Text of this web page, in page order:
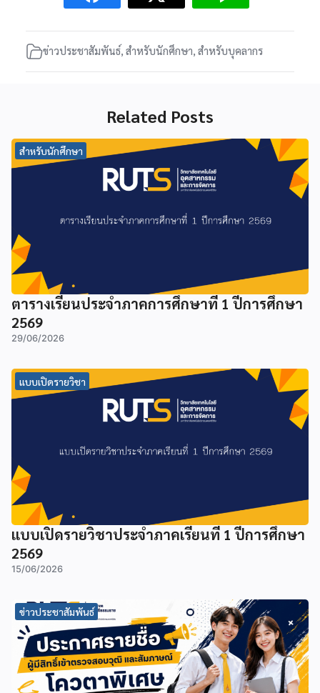
ข่าวประชาสัมพันธ์, สำหรับนักศึกษา, สำหรับบุคลากร
Related Posts
สำหรับนักศึกษา
ตารางเรียนประจำภาคการศึกษาที่ 1 ปีการศึกษา
2569
29/06/2026
แบบเปิดรายวิชา
แบบเปิดรายวิชาประจำภาคเรียนที่ 1 ปีการศึกษา
2569
15/06/2026
ข่าวประชาสัมพันธ์